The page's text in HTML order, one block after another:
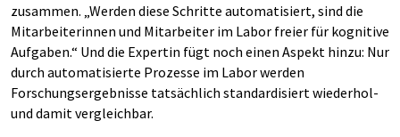
zusammen. „Werden diese Schritte automatisiert, sind die
Mitarbeiterinnen und Mitarbeiter im Labor freier für kognitive
Aufgaben.“ Und die Expertin fügt noch einen Aspekt hinzu: Nur
durch automatisierte Prozesse im Labor werden
Forschungsergebnisse tatsächlich standardisiert wiederhol-
und damit vergleichbar.